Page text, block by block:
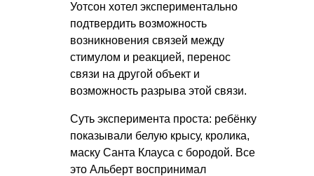
Уотсон хотел экспериментально
подтвердить возможность
возникновения связей между
стимулом и реакцией, перенос
связи на другой объект и
возможность разрыва этой связи.
Суть эксперимента проста: ребёнку
показывали белую крысу, кролика,
маску Санта Клауса с бородой. Все
это Альберт воспринимал